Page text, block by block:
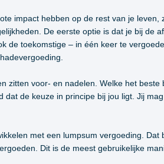
impact hebben op de rest van je
De eerste optie is dat je bij de
de toekomstige – in één keer te
zitten voor- en nadelen. Welke het
dat de keuze in principe bij jou ligt. Jij
met een lumpsum vergoeding.
Dit is de meest gebruikelijke